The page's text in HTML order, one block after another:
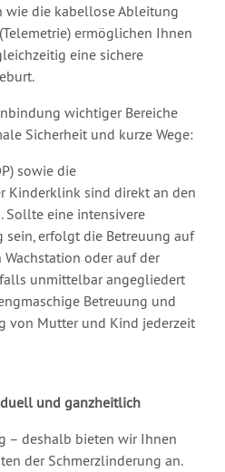
wie die kabellose Ableitung
ermöglichen Ihnen
eine sichere
wichtiger Bereiche
Sicherheit und kurze Wege:
sowie die
Kinderklink sind direkt an den
Sollte eine intensivere
erfolgt die Betreuung auf
oder auf der
unmittelbar angegliedert
Betreuung und
von Mutter und Kind jederzeit
und ganzheitlich
– deshalb bieten wir Ihnen
der Schmerzlinderung an.